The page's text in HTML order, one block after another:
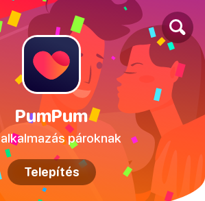
PumPum
pároknak
Telepítés